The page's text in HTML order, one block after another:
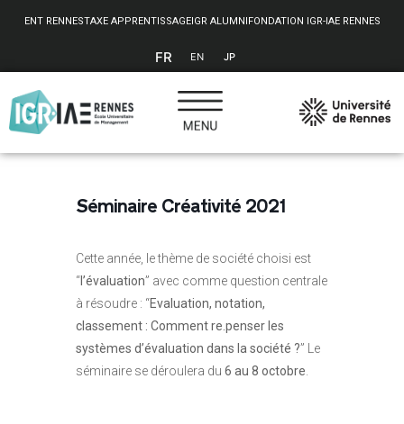
ENT RENNESTAXE APPRENTISSAGEIGR ALUMNIFONDATION IGR-IAE RENNES
FR EN JP
Séminaire Créativité 2021
Cette année, le thème de société choisi est
“l’évaluation” avec comme question centrale
à résoudre : “Evaluation, notation,
classement : Comment re.penser les
systèmes d’évaluation dans la société ?” Le
séminaire se déroulera du 6 au 8 octobre